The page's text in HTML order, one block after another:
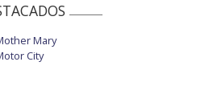
Mary
City